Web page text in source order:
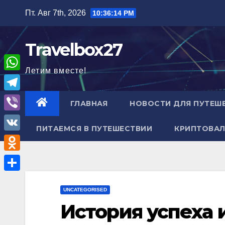
содержимому
Пт. Авг 7th, 2026 10:36:15 PM
Travelbox27
Летим вместе!
ГЛАВНАЯ НОВОСТИ ДЛЯ
ПИТАЕМСЯ В ПУТЕШЕСТВИИ
UNCATEGORISED
История
W
h
a
A
T
e
l
e
g
V
i
b
e
V
K
O